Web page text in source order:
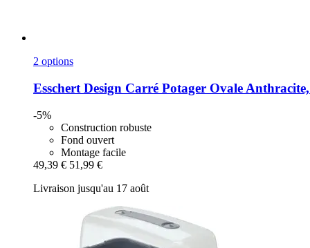
2 options
Esschert Design Carré Potager Ovale
-5%
Construction robuste
Fond ouvert
Montage facile
49,39 € 51,99 €
Livraison jusqu'au 17 août